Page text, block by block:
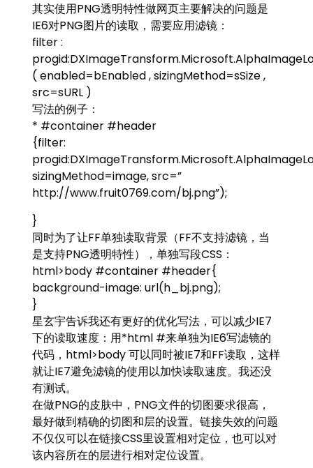
其实使用PNG透明特性做网页主要解决的问题是
IE6对PNG图片的读取，需要应用滤镜：
filter :
( enabled=bEnabled , sizingMethod=sSize ,
src=sURL )
写法的例子：
* #container #header
{filter:
sizingMethod=image, src=”
http://www.fruit0769.com/bj.png”);
}
同时为了让FF单独读取背景（FF不支持滤镜，当
是支持PNG透明特性），单独写段CSS：
html>body #container #header{
background-image: url(h_bj.png);
}
星玄宇告诉我还有更好的优化写法，可以减少IE7
下的读取速度：用*html #来单独为IE6写滤镜的
代码，html>body 可以同时被IE7和FF读取，这样
就让IE7避免滤镜的使用以加快读取速度。我还没
有测试。
在做PNG的皮肤中，PNG文件的切图要求很高，
最好做到精确的切图和层的设置。链接失效的问题
不仅仅可以在链接CSS里设置相对定位，也可以对
该内容所在的层进行相对定位设置。